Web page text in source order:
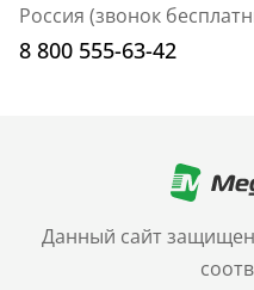
Данный сайт
Россия (звонок
8 800 555-63-42
+7 (499) 705-30-10
Санкт-Петербург
+7 (812) 600-77-33